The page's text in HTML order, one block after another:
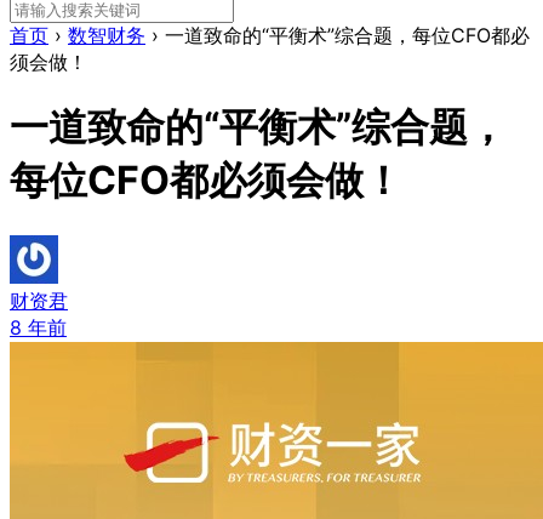
首页 › 数智财务 › 一道致命的“平衡术”综合题，每位CFO都必
须会做！
一道致命的“平衡术”综合题，
每位CFO都必须会做！
财资君
8 年前